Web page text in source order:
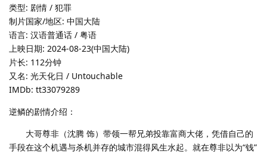
类型: 剧情 / 犯罪
制片国家/地区: 中国大陆
语言: 汉语普通话 / 粤语
上映日期: 2024-08-23(中国大陆)
片长: 112分钟
又名: 光天化日 / Untouchable
IMDb: tt33079289
逆鳞的剧情介绍：
大哥尊非（沈腾 饰）带领一帮兄弟投靠富商大佬，凭借自己的
手段在这个机遇与杀机并存的城市混得风生水起。就在尊非以为“钱”